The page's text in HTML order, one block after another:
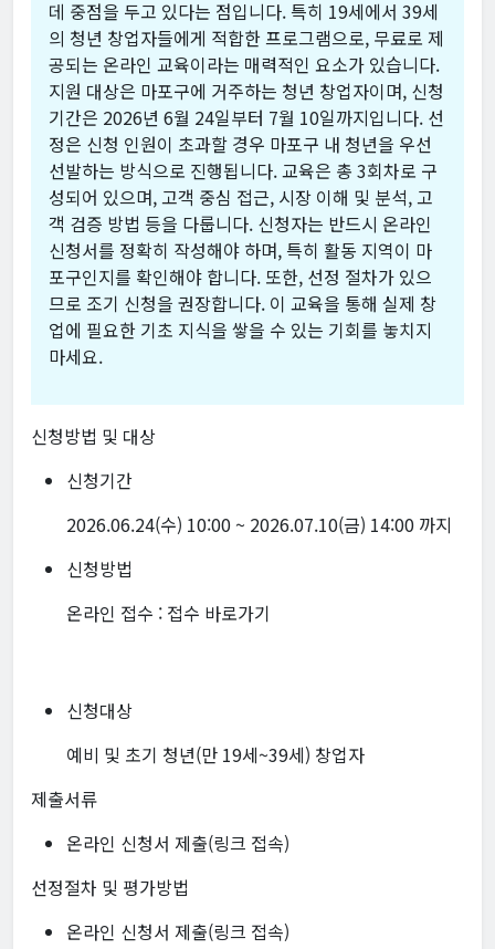
데 중점을 두고 있다는 점입니다. 특히 19세에서 39세
의 청년 창업자들에게 적합한 프로그램으로, 무료로 제
공되는 온라인 교육이라는 매력적인 요소가 있습니다.
지원 대상은 마포구에 거주하는 청년 창업자이며, 신청
기간은 2026년 6월 24일부터 7월 10일까지입니다. 선
정은 신청 인원이 초과할 경우 마포구 내 청년을 우선
선발하는 방식으로 진행됩니다. 교육은 총 3회차로 구
성되어 있으며, 고객 중심 접근, 시장 이해 및 분석, 고
객 검증 방법 등을 다룹니다. 신청자는 반드시 온라인
신청서를 정확히 작성해야 하며, 특히 활동 지역이 마
포구인지를 확인해야 합니다. 또한, 선정 절차가 있으
므로 조기 신청을 권장합니다. 이 교육을 통해 실제 창
업에 필요한 기초 지식을 쌓을 수 있는 기회를 놓치지
마세요.
신청방법 및 대상
신청기간
2026.06.24(수) 10:00 ~ 2026.07.10(금) 14:00 까지
신청방법
온라인 접수 : 접수 바로가기
신청대상
예비 및 초기 청년(만 19세~39세) 창업자
제출서류
온라인 신청서 제출(링크 접속)
선정절차 및 평가방법
온라인 신청서 제출(링크 접속)